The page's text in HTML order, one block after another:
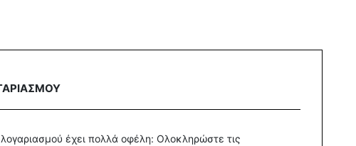
έχει πολλά οφέλη: Ολοκληρώστε τις